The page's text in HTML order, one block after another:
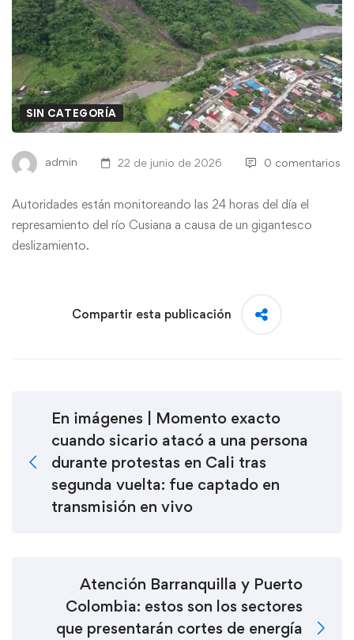
SIN CATEGORÍA
admin 22 de junio de 2026 0 comentarios
Autoridades están monitoreando las 24 horas del día el
represamiento del río Cusiana a causa de un gigantesco
deslizamiento.
Compartir esta publicación
En imágenes | Momento exacto
cuando sicario atacó a una persona
durante protestas en Cali tras
segunda vuelta: fue captado en
transmisión en vivo
Atención Barranquilla y Puerto
Colombia: estos son los sectores
que presentarán cortes de energía